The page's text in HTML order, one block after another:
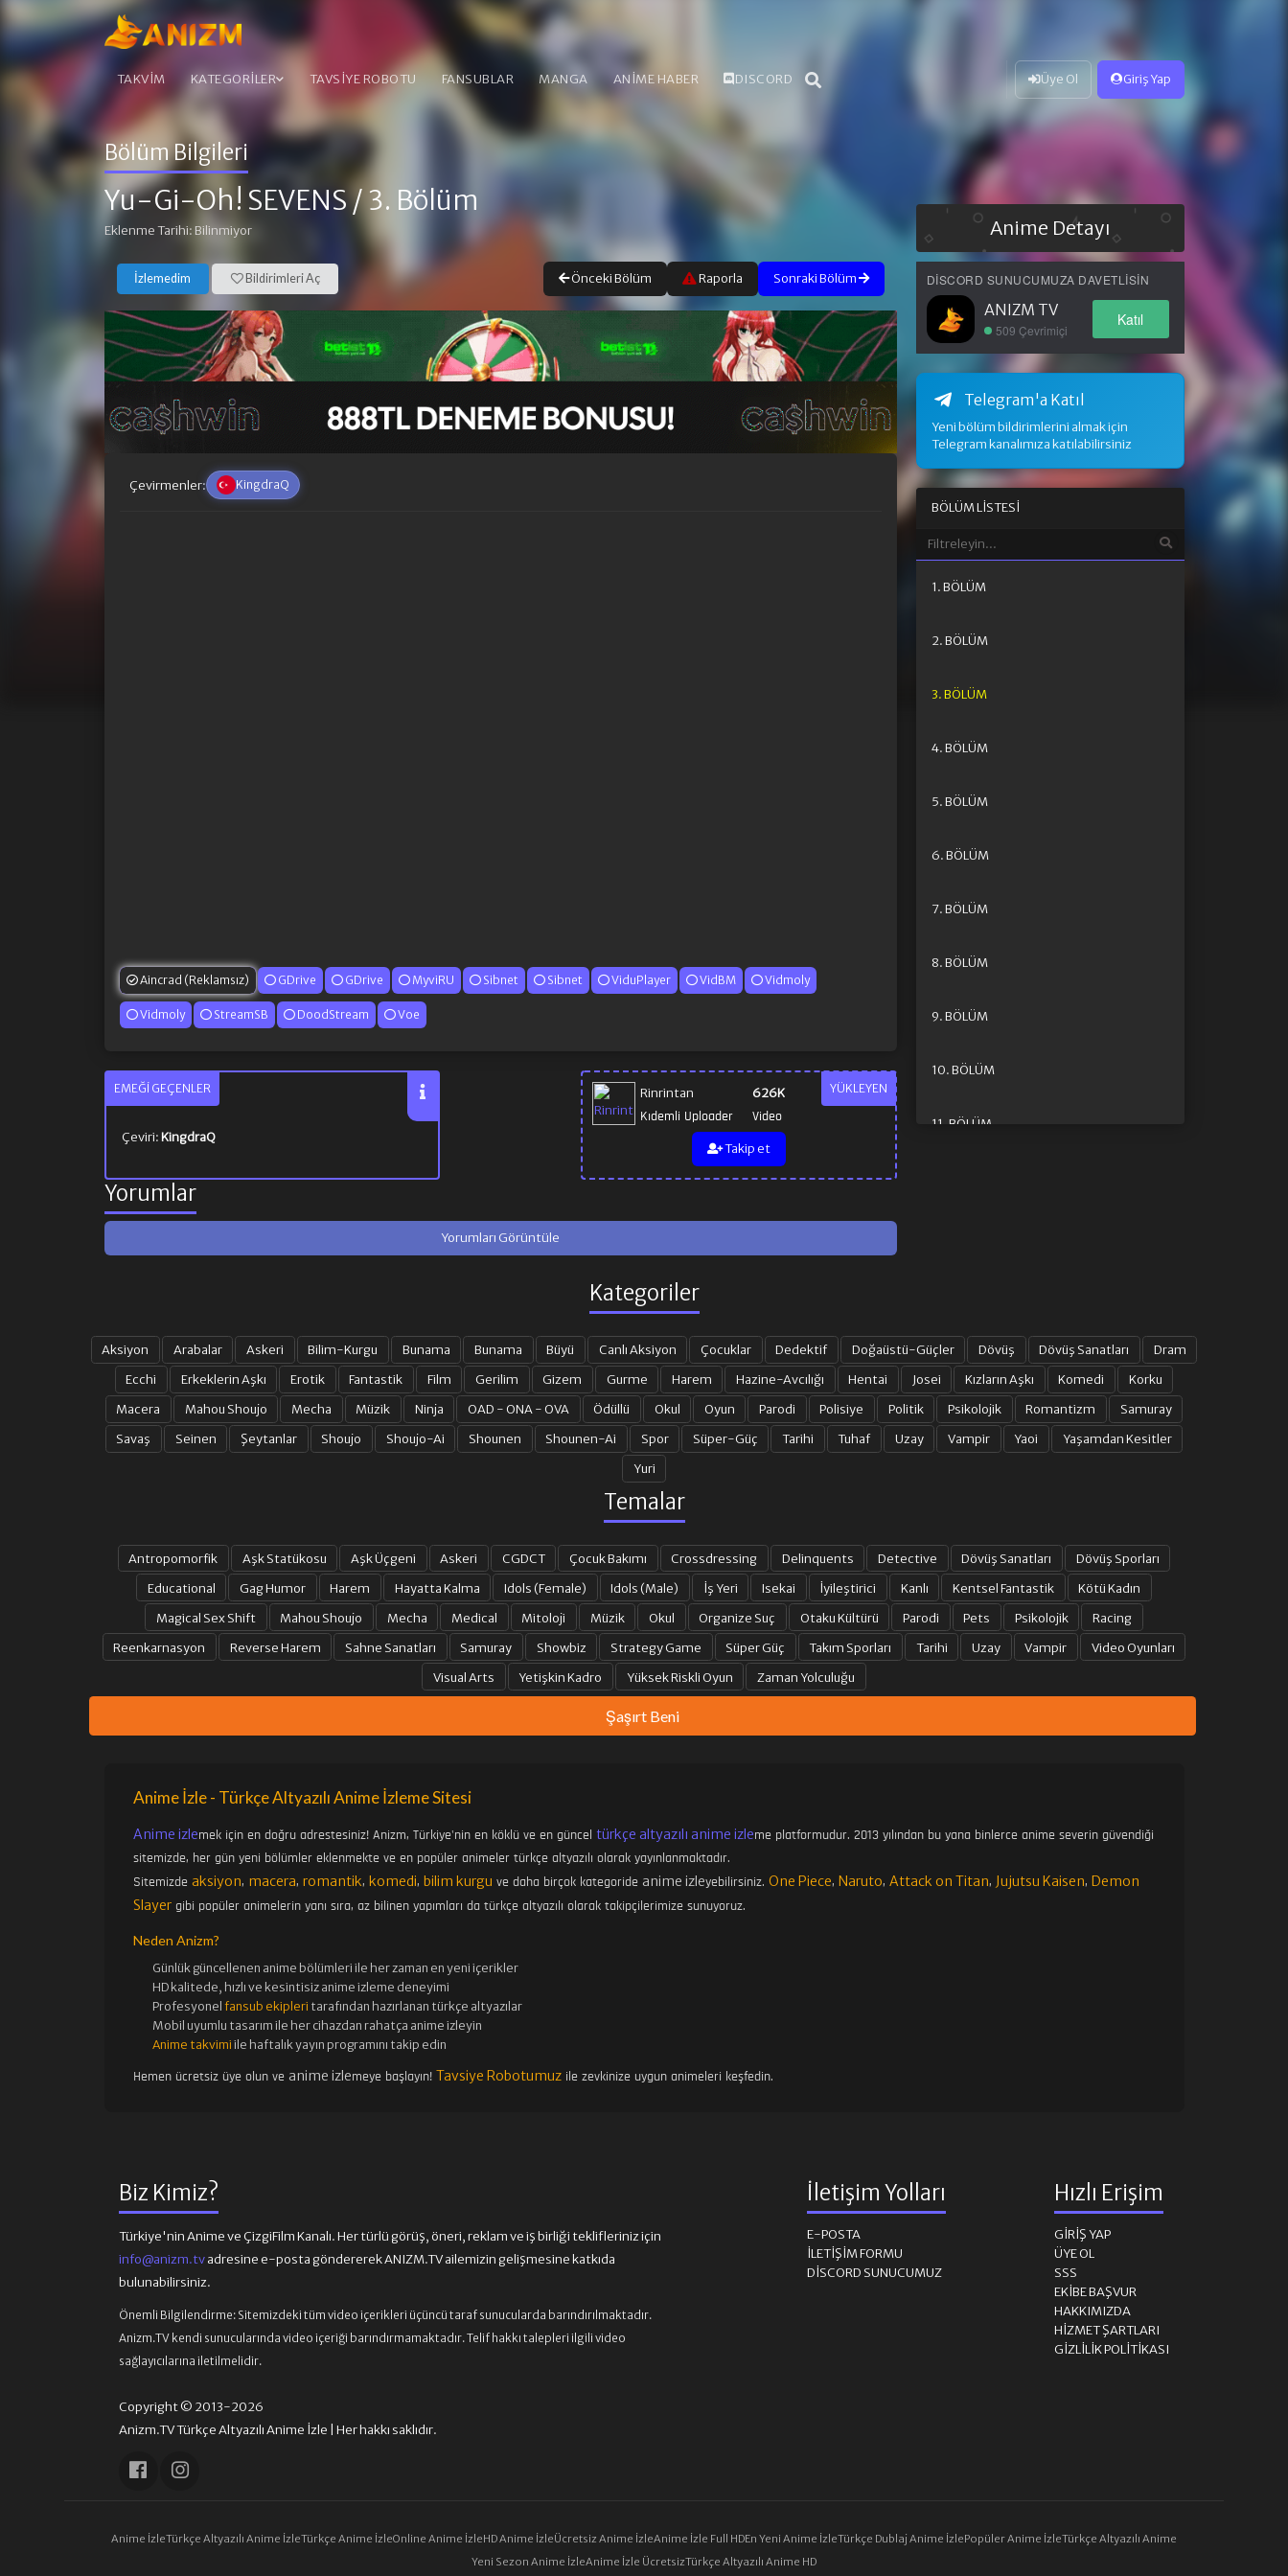
TAKVİM KATEGORİLER TAVSİYE ROBOTU FANSUBLAR MANGA ANİME HABER DISCORD Üye Ol Giriş Yap
Bölüm Bilgileri
Yu-Gi-Oh! SEVENS/ 3. Bölüm
Eklenme Tarihi: Bilinmiyor
İzlemedim Bildirimleri Aç Önceki Bölüm Raporla Sonraki Bölüm
Çevirmenler: KingdraQ
Aincrad (Reklamsız) GDrive GDrive MyviRU Sibnet Sibnet ViduPlayer VidBM Vidmoly
Vidmoly StreamSB DoodStream Voe
YÜKLEYEN
Rinrintan
Kıdemli Uploader
626K
Video
Takip et
EMEĞI GEÇENLER
Çeviri:KingdraQ
Yorumlar
Yorumları Görüntüle
DISCORD SUNUCUMUZA DAVETLISIN
ANIZM TV
509 Çevrimiçi
Katıl
Telegram'a Katıl
Yeni bölüm bildirimlerini almak için
Telegram kanalımıza katılabilirsiniz
Anime Detayı
BÖLÜM LISTESI
1. BÖLÜM
2. BÖLÜM
3. BÖLÜM
4. BÖLÜM
5. BÖLÜM
6. BÖLÜM
7. BÖLÜM
8. BÖLÜM
9. BÖLÜM
10. BÖLÜM
11. BÖLÜM
15. BÖLÜM
16. BÖLÜM
17. BÖLÜM
19. BÖLÜM
20. BÖLÜM
21. BÖLÜM
25. BÖLÜM
31. BÖLÜM
Kategoriler
Aksiyon Arabalar Askeri Bilim-Kurgu Bunama Bunama Büyü Canlı Aksiyon Çocuklar Dedektif Doğaüstü-Güçler Dövüş Dövüş Sanatları
Dram
Ecchi
Erkeklerin Aşkı Erotik Fantastik Film Gerilim Gizem Gurme Harem Hazine-Avcılığı Hentai Josei Kızların Aşkı Komedi
Korku
Macera
Mahou Shoujo Mecha Müzik Ninja OAD - ONA - OVA Ödüllü Okul Oyun Parodi Polisiye Politik Psikolojik Romantizm
Samuray
Savaş
Seinen Şeytanlar Shoujo Shoujo-Ai Shounen Shounen-Ai Spor Süper-Güç Tarihi Tuhaf Uzay Vampir Yaoi
Yaşamdan Kesitler
Yuri
Temalar
Antropomorfik Aşk Statükosu Aşk Üçgeni Askeri CGDCT Çocuk Bakımı Crossdressing Delinquents Detective Dövüş Sanatları
Dövüş Sporları
Educational
Gag Humor Harem Hayatta Kalma Idols (Female) Idols (Male) İş Yeri Isekai İyileştirici Kanlı Kentsel Fantastik
Kötü Kadın
Magical Sex Shift
Mahou Shoujo Mecha Medical Mitoloji Müzik Okul Organize Suç Otaku Kültürü Parodi Pets Psikolojik
Racing
Reenkarnasyon
Reverse Harem Sahne Sanatları Samuray Showbiz Strategy Game Süper Güç Takım Sporları Tarihi Uzay Vampir
Video Oyunları
Visual Arts
Yetişkin Kadro Yüksek Riskli Oyun Zaman Yolculuğu
Şaşırt Beni
Anime İzle - Türkçe Altyazılı Anime İzleme Sitesi
Anime izlemek için en doğru adrestesiniz! Anizm, Türkiye'nin en köklü ve en güncel türkçe altyazılı anime izleme platformudur. 2013 yılından bu yana binlerce anime severin güvendiği
sitemizde, her gün yeni bölümler eklenmekte ve en popüler animeler türkçe altyazılı olarak yayınlanmaktadır.
Sitemizde aksiyon, macera, romantik, komedi, bilim kurgu ve daha birçok kategoride anime izleyebilirsiniz. One Piece, Naruto, Attack on Titan, Jujutsu Kaisen, Demon
Slayergibi popüler animelerin yanı sıra, az bilinen yapımları da türkçe altyazılı olarak takipçilerimize sunuyoruz.
Neden Anizm?
Günlük güncellenen anime bölümleri ile her zaman en yeni içerikler
HD kalitede, hızlı ve kesintisiz anime izleme deneyimi
Profesyonel fansub ekipleri tarafından hazırlanan türkçe altyazılar
Mobil uyumlu tasarım ile her cihazdan rahatça anime izleyin
Anime takvimi ile haftalık yayın programını takip edin
Hemen ücretsiz üye olun ve anime izlemeye başlayın! Tavsiye Robotumuzile zevkinize uygun animeleri keşfedin.
Biz Kimiz?
Türkiye'nin Anime ve ÇizgiFilm Kanalı. Her türlü görüş, öneri, reklam ve iş birliği teklifleriniz için
info@anizm.tvadresine e-posta göndererek ANIZM.TV ailemizin gelişmesine katkıda
bulunabilirsiniz.
Önemli Bilgilendirme:Sitemizdeki tüm video içerikleri üçüncü taraf sunucularda barındırılmaktadır.
Anizm.TV kendi sunucularında video içeriği barındırmamaktadır. Telif hakkı talepleri ilgili video
sağlayıcılarına iletilmelidir.
Copyright © 2013-2026
Anizm.TV Türkçe Altyazılı Anime İzle | Her hakkı saklıdır.
İletişim Yolları
E-POSTA
İLETIŞIM FORMU
DISCORD SUNUCUMUZ
Hızlı Erişim
GIRIŞ YAP
ÜYE OL
SSS
EKIBE BAŞVUR
HAKKIMIZDA
HIZMET ŞARTLARI
GIZLILIK POLITIKASI
Anime İzleTürkçe Altyazılı Anime İzleTürkçe Anime İzleOnline Anime İzleHD Anime İzleÜcretsiz Anime İzleAnime İzle Full HDEn Yeni Anime İzleTürkçe Dublaj Anime İzlePopüler Anime İzleTürkçe Altyazılı Anime
Yeni Sezon Anime İzleAnime İzle ÜcretsizTürkçe Altyazılı Anime HD